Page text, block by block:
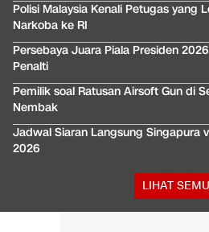
Polisi Malaysia Kenali Petugas yang
Narkoba ke RI
Persebaya Juara Piala Presiden
Penalti
Pemilik soal Ratusan Airsoft Gun di
Nembak
Jadwal Siaran Langsung Singapura
2026
LIHAT